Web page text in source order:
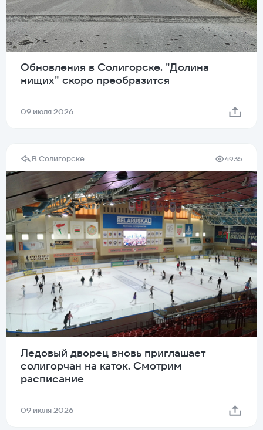
Обновления в Солигорске. "Долина
нищих" скоро преобразится
09 июля 2026
В Солигорске 4935
Ледовый дворец вновь приглашает
солигорчан на каток. Смотрим
расписание
09 июля 2026